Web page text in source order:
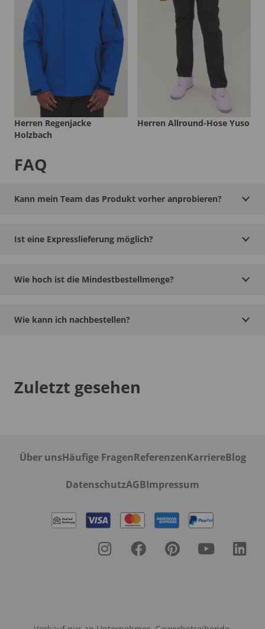
Herren Regenjacke
Holzbach
Herren Allround-Hose Yuso
FAQ
Kann mein Team das Produkt vorher anprobieren?
Ist eine Expresslieferung möglich?
Wie hoch ist die Mindestbestellmenge?
Wie kann ich nachbestellen?
Zuletzt gesehen
Über unsHäufige FragenReferenzenKarriereBlog
DatenschutzAGBImpressum